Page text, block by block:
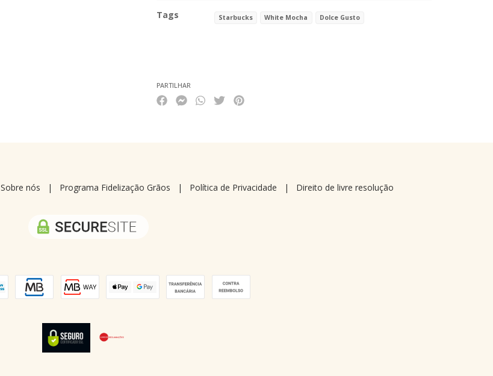
Tags Starbucks White Mocha Dolce Gusto
PARTILHAR
Sobre nós | Programa Fidelização Grãos | Política de Privacidade | Direito de livre resolução